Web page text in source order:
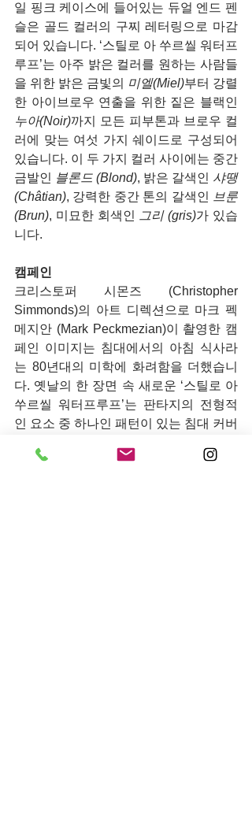
일 핑크 케이스에 들어있는 듀얼 엔드 펜
슬은 골드 컬러의 구찌 레터링으로 마감
되어 있습니다. ‘스틸로 아 쑤르씰 워터프
루프’는 아주 밝은 컬러를 원하는 사람들
을 위한 밝은 금빛의 미엘(Miel)부터 강렬
누아(Noir)까지 모든 피부톤과 브로우 컬
러에 맞는 여섯 가지 쉐이드로 구성되어
있습니다. 이 두 가지 컬러 사이에는 중간
금발인 블론드 (Blond), 밝은 갈색인 샤땡
(Châtian), 강력한 중간 톤의 갈색인 브룬
(Brun), 미묘한 회색인 그리 (gris)가 있습
니다.
캠페인
크리스토퍼 시몬즈 (Christopher
Simmonds)의 아트 디렉션으로 마크 펙
메지안 (Mark Peckmezian)이 촬영한 캠
페인 이미지는 침대에서의 아침 식사라
는 80년대의 미학에 화려함을 더했습니
다. 옛날의 한 장면 속 새로운 ‘스틸로 아
쑤르씰 워터프루프’는 판타지의 전형적
인 요소 중 하나인 패턴이 있는 침대 커버